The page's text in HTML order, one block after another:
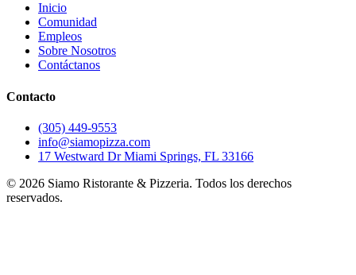
Inicio
Comunidad
Empleos
Sobre Nosotros
Contáctanos
Contacto
(305) 449-9553
info@siamopizza.com
17 Westward Dr Miami Springs, FL 33166
© 2026 Siamo Ristorante & Pizzeria. Todos los derechos
reservados.